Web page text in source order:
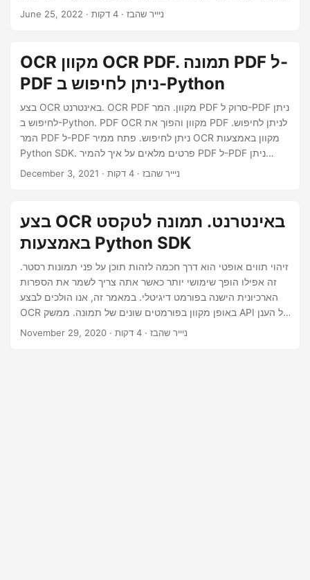
את התוכן הטקסטואלי לעיבוד נוסף, כך שבתרחיש זה, ההמרה של
June 25, 2022 · ניייר שהבז · 4 דקות
OCR מקוון OCR PDF. תמונה PDF ל-
PDF ניתן לחיפוש ב-Python
בצע OCR באינטרנט. OCR PDF מקוון. המר PDF סרוק ל-PDF ניתן
לחיפוש ב-Python. PDF OCR מקוון והפוך את PDF לניתן לחיפוש.
המר PDF ל-PDF ניתן לחיפוש. פתח ממיר OCR מקוון באמצעות
Python SDK. פרטים מלאים על איך להמיר PDF ל-PDF ניתן
לחיפוש
December 3, 2021 · ניייר שהבז · 4 דקות
בצע OCR באינטרנט. תמונה לטקסט
באמצעות Python SDK
זיהוי תווים אופטי הוא דרך חכמה לזהות תוכן על פני תמונות רסטר.
זה אפילו הופך שימושי יותר כאשר אתה צריך לשמר את הספרות
הארכיונית הישנה בפורמט דיגיטלי. במאמר זה, אנו הולכים לבצע
OCR באופן מקוון בפורמטים שונים של תמונה. ממשק API של הענן
מסוגל לזהות שפות אנגלית, צרפתית, גרמנית, איטלקית, פורטוגזית
November 29, 2020 · ניייר שהבז · 4 דקות